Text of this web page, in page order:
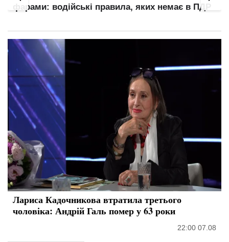
віком: решта платитиме попри посвідчення
Лариса Кадочникова втратила третього
чоловіка: Андрій Галь помер у 63 роки
22:00 07.08